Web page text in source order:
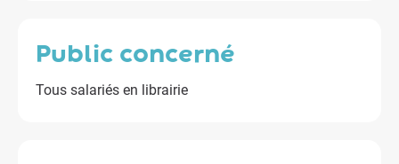
public concerné
Tous salariés en librairie